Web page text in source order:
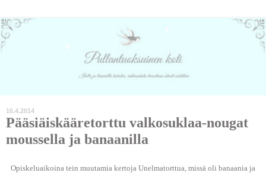
16.4.2014
Pääsiäiskääretorttu valkosuklaa-nougat
moussella ja banaanilla
Opiskeluaikoina tein muutamia kertoja Unelmatorttua, missä oli banaania ja